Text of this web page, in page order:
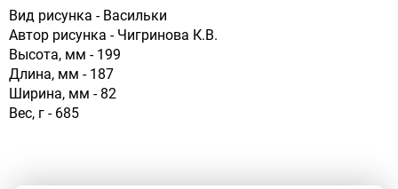
Вид рисунка - Васильки
Автор рисунка - Чигринова К.В.
Высота, мм - 199
Длина, мм - 187
Ширина, мм - 82
Вес, г - 685